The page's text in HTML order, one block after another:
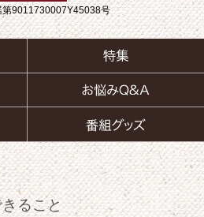
第9011730007Y45038号
ること